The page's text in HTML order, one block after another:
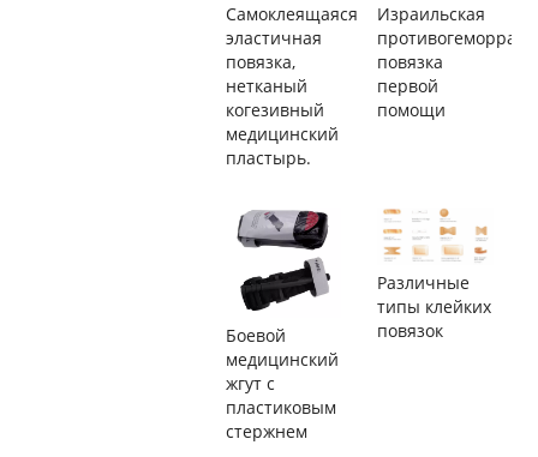
Самоклеящаяся
эластичная
повязка,
нетканый
когезивный
медицинский
пластырь.
Израильская
повязка
первой
помощи
Боевой
медицинский
жгут с
пластиковым
стержнем
Различные
типы клейких
повязок